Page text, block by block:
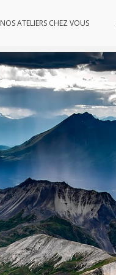
NOS ATELIERS CHEZ VOUS